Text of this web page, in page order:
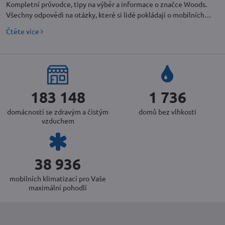
Kompletní průvodce, tipy na výběr a informace o značce Woods.
Všechny odpovědi na otázky, které si lidé pokládají o mobilních
klimatizacích.
Čtěte více
200 872
domácností se zdravým a čistým
vzduchem
1 904
domů bez vlhkosti
42 704
mobilních klimatizací pro Vaše
maximální pohodlí